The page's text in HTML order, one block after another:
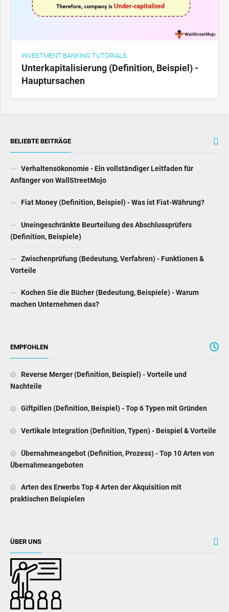
INVESTMENT BANKING TUTORIALS
Unterkapitalisierung (Definition, Beispiel) -
Hauptursachen
BELIEBTE BEITRÄGE
Verhaltensökonomie - Ein vollständiger Leitfaden für
Anfänger von WallStreetMojo
Fiat Money (Definition, Beispiel) - Was ist Fiat-Währung?
Uneingeschränkte Beurteilung des Abschlussprüfers
(Definition, Beispiele)
Zwischenprüfung (Bedeutung, Verfahren) - Funktionen &
Vorteile
Kochen Sie die Bücher (Bedeutung, Beispiele) - Warum
machen Unternehmen das?
EMPFOHLEN
Reverse Merger (Definition, Beispiel) - Vorteile und
Nachteile
Giftpillen (Definition, Beispiel) - Top 6 Typen mit Gründen
Vertikale Integration (Definition, Typen) - Beispiel & Vorteile
Übernahmeangebot (Definition, Prozess) - Top 10 Arten von
Übernahmeangeboten
Arten des Erwerbs Top 4 Arten der Akquisition mit
praktischen Beispielen
ÜBER UNS